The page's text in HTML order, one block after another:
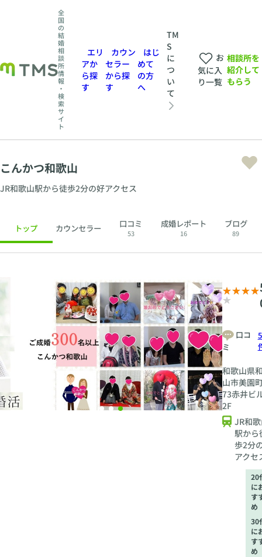
全
国
の
結
婚
相
談
所
情
報
・
検
索
サ
イ
ト
エリ
アか
ら探
す
カウン
セラー
から探
す
はじ
めて
の方
へ
TM
S
に
つ
い
て
お
気に入
り一覧
相談所を
紹介して
もらう
こんかつ和歌山
JR和歌山駅から徒歩2分の好アクセス
トップ カウンセラー 口コミ
53
成婚レポート
16
ブログ
89
口コ
ミ
和歌山県
山市美園
73赤井ビ
2F
JR和
駅から
歩2分
アクセ
20
に
す
め
30
に
す
め